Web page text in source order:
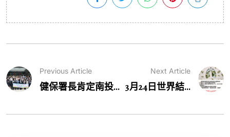
Previous Article
健保署長肯定南投...
Next Article
3月24日世界結...